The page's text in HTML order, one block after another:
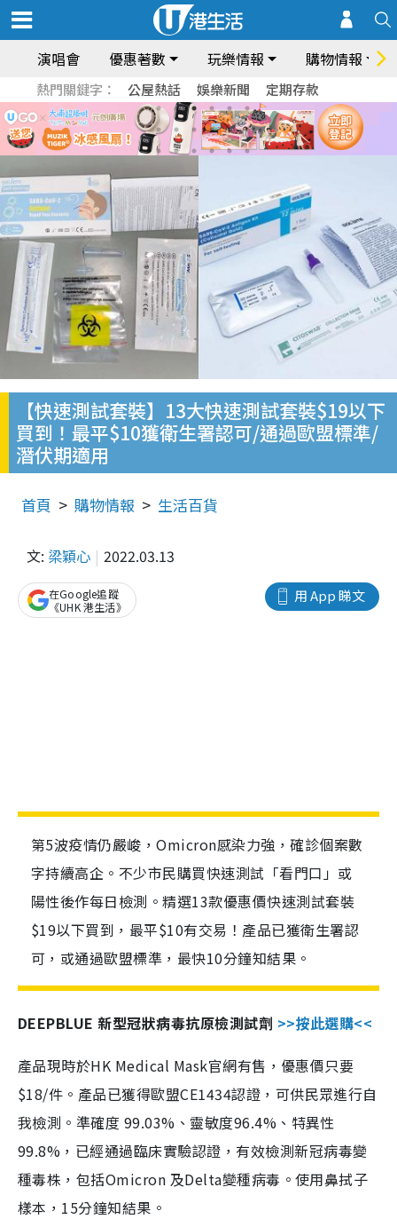
演唱會 優惠著數 玩樂情報 購物情報
熱門關鍵字： 公屋熱話 娛樂新聞 定期存款
【快速測試套裝】13大快速測試套裝$19以下
買到！最平$10獲衛生署認可/通過歐盟標準/
潛伏期適用
首頁 購物情報 生活百貨
文: 梁穎心 2022.03.13
用 App 睇文
在Google追蹤
《UHK 港生活》
第5波疫情仍嚴峻，Omicron感染力強，確診個案數
字持續高企。不少市民購買快速測試「看門口」或
陽性後作每日檢測。精選13款優惠價快速測試套裝
$19以下買到，最平$10有交易！產品已獲衛生署認
可，或通過歐盟標準，最快10分鐘知結果。
DEEPBLUE 新型冠狀病毒抗原檢測試劑 >>按此選購<<
產品現時於HK Medical Mask官網有售，優惠價只要
$18/件。產品已獲得歐盟CE1434認證，可供民眾進行自
我檢測。準確度 99.03%、靈敏度96.4%、特異性
99.8%，已經通過臨床實驗認證，有效檢測新冠病毒變
種毒株，包括Omicron 及Delta變種病毒。使用鼻拭子
樣本，15分鐘知結果。